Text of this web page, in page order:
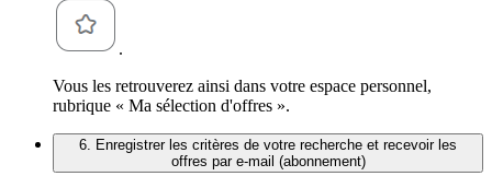
.
Vous les retrouverez ainsi dans votre espace personnel,
rubrique « Ma sélection d'offres ».
6. Enregistrer les critères de votre recherche et recevoir les
offres par e-mail (abonnement)